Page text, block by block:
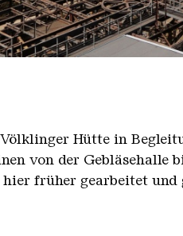
der Völklinger Hütte
Völklinger Hütte |
Hütte in
von der Gebläsehalle
hier früher gearbeitet und